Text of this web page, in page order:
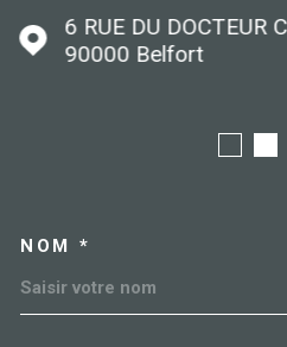
6 RUE DU DOCTEUR
90000
Belfort
NOM *